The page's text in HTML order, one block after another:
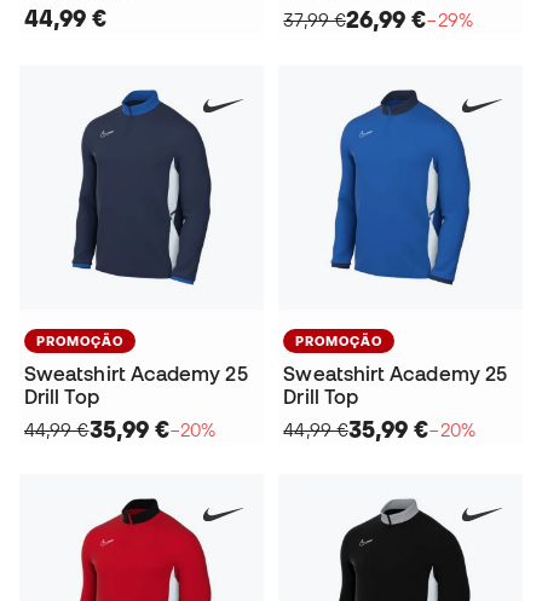
44,99 €
37,99 €26,99 €−29%
PROMOÇÃO
Sweatshirt Academy 25
Drill Top
44,99 €35,99 €−20%
PROMOÇÃO
Sweatshirt Academy 25
Drill Top
44,99 €35,99 €−20%